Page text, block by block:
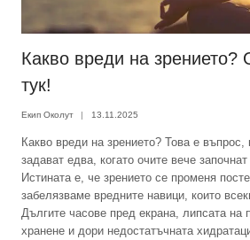
Какво вреди на зрението?
тук!
Екип Околут 13.11.2025
Какво вреди на зрението? Това е въпрос,
задават едва, когато очите вече започнат
Истината е, че зрението се променя
забелязваме вредните навици, които
Дългите часове пред екрана, липсата на
хранене и дори недостатъчната